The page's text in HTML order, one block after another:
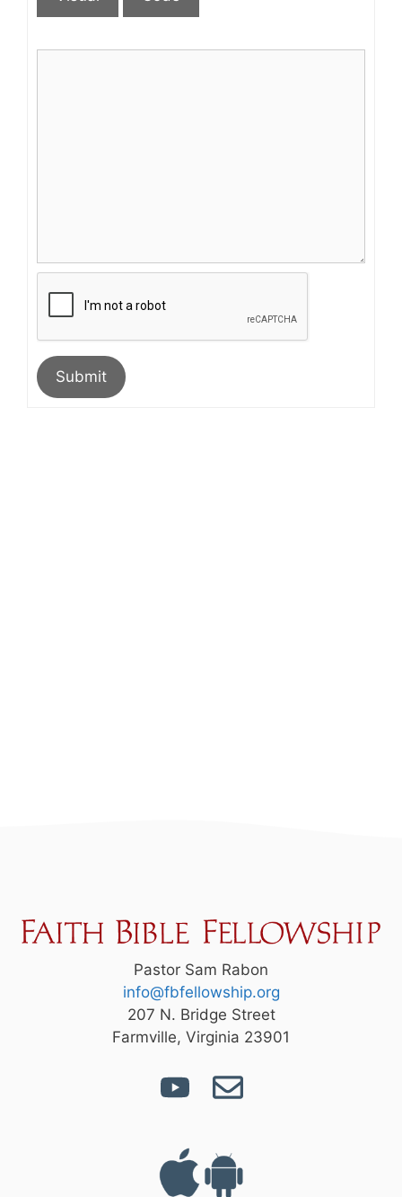
Submit
Pastor Sam Rabon
info@fbfellowship.org
207 N. Bridge Street
Farmville, Virginia 23901